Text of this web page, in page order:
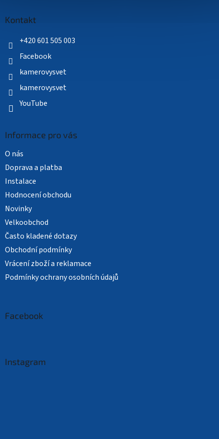
Kontakt
+420 601 505 003
Facebook
kamerovysvet
kamerovysvet
YouTube
Informace pro vás
O nás
Doprava a platba
Instalace
Hodnocení obchodu
Novinky
Velkoobchod
Často kladené dotazy
Obchodní podmínky
Vrácení zboží a reklamace
Podmínky ochrany osobních údajů
Facebook
Instagram